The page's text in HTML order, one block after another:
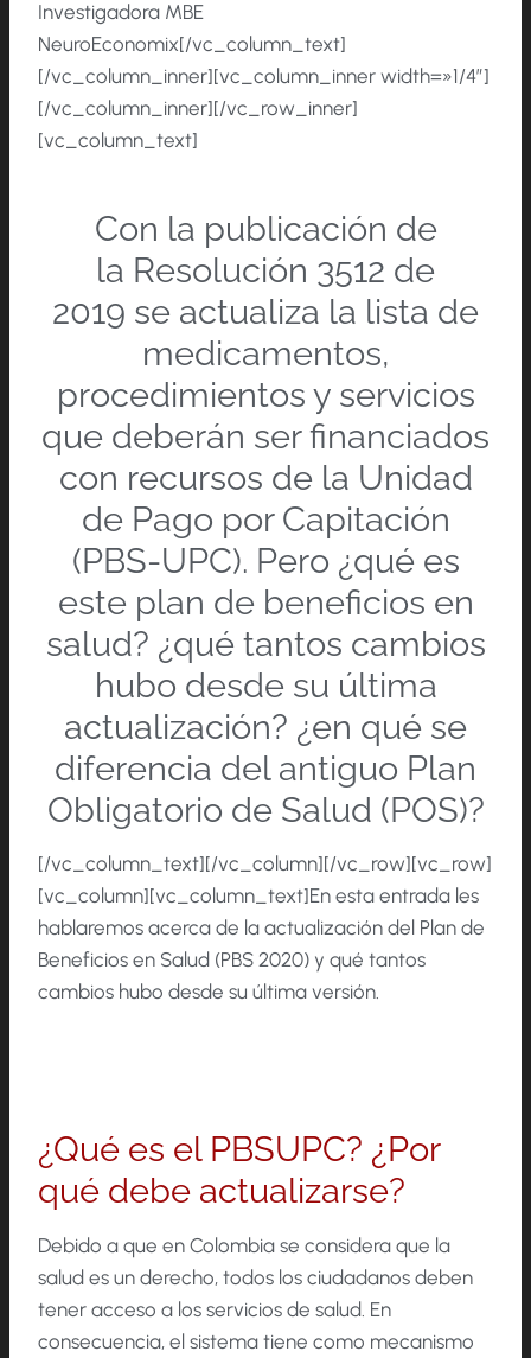
Investigadora MBE
NeuroEconomix[/vc_column_text]
[/vc_column_inner][vc_column_inner width=»1/4″]
[/vc_column_inner][/vc_row_inner]
[vc_column_text]
Con la publicación de
la Resolución 3512 de
2019 se actualiza la lista de
medicamentos,
procedimientos y servicios
que deberán ser financiados
con recursos de la Unidad
de Pago por Capitación
(PBS-UPC). Pero ¿qué es
este plan de beneficios en
salud? ¿qué tantos cambios
hubo desde su última
actualización? ¿en qué se
diferencia del antiguo Plan
Obligatorio de Salud (POS)?
[/vc_column_text][/vc_column][/vc_row][vc_row]
[vc_column][vc_column_text]En esta entrada les
hablaremos acerca de la actualización del Plan de
Beneficios en Salud (PBS 2020) y qué tantos
cambios hubo desde su última versión.
¿Qué es el PBSUPC? ¿Por
qué debe actualizarse?
Debido a que en Colombia se considera que la
salud es un derecho, todos los ciudadanos deben
tener acceso a los servicios de salud. En
consecuencia, el sistema tiene como mecanismo